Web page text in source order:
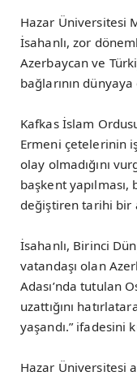
Hazar Üniversitesi
İsahanlı, zor
Azerbaycan ve
bağlarının
Kafkas İslam
Ermeni çetelerinin
olay olmadığını
başkent
değiştiren tarihi bir
İsahanlı, Birinci
vatandaşı olan
Adası’nda tutulan
uzattığını
yaşandı.” ifadesini
Hazar Üniversitesi